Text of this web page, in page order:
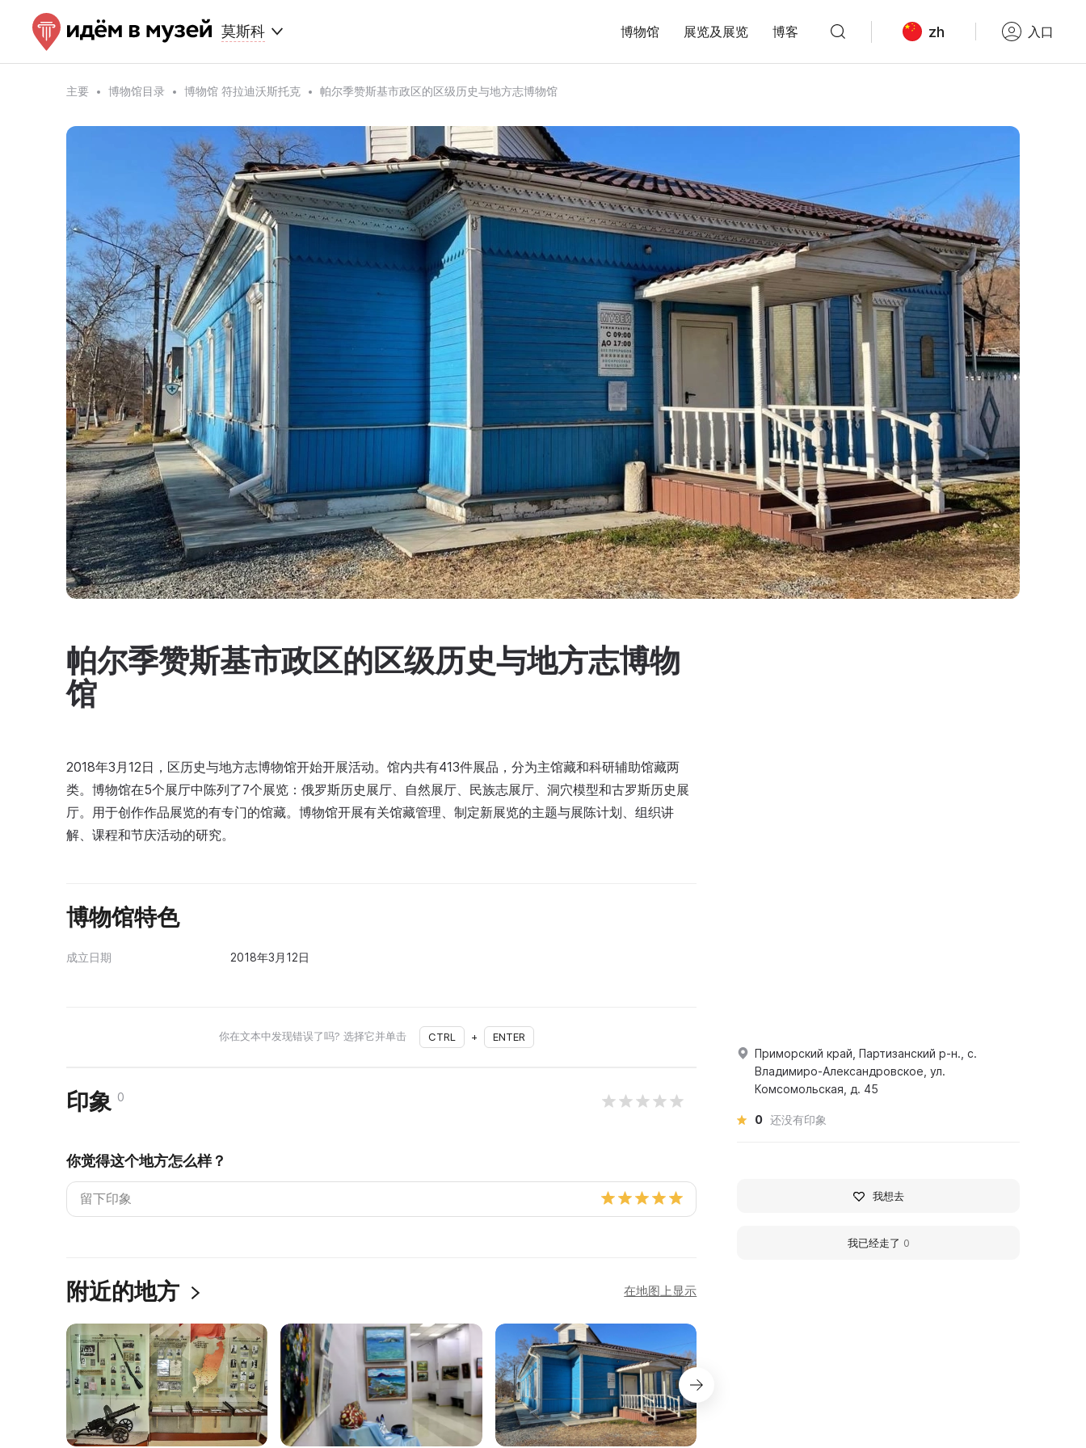
莫斯科 博物馆 展览及展览 博客 zh 入口
主要 博物馆目录 博物馆 符拉迪沃斯托克 帕尔季赞斯基市政区的区级历史与地方志博物馆
帕尔季赞斯基市政区的区级历史与地方志博物
馆
2018年3月12日，区历史与地方志博物馆开始开展活动。馆内共有413件展品，分为主馆藏和科研辅助馆藏两
类。博物馆在5个展厅中陈列了7个展览：俄罗斯历史展厅、自然展厅、民族志展厅、洞穴模型和古罗斯历史展
厅。用于创作作品展览的有专门的馆藏。博物馆开展有关馆藏管理、制定新展览的主题与展陈计划、组织讲
解、课程和节庆活动的研究。
博物馆特色
成立日期 2018年3月12日
你在文本中发现错误了吗? 选择它并单击 CTRL + ENTER
印象 0
你觉得这个地方怎么样？
附近的地方 在地图上显示
Приморский край, Партизанский р-н., с.
Владимиро-Александровское, ул.
Комсомольская, д. 45
0 还没有印象
我想去
我已经走了 0